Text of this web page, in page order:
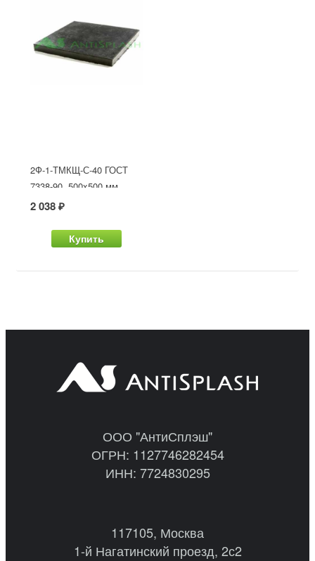
2Ф-1-ТМКЩ-С-40 ГОСТ
7338-90, 500x500 мм
2 038 ₽
Купить
ООО "АнтиСплэш"
ОГРН: 1127746282454
ИНН: 7724830295
117105, Москва
1-й Нагатинский проезд, 2с2